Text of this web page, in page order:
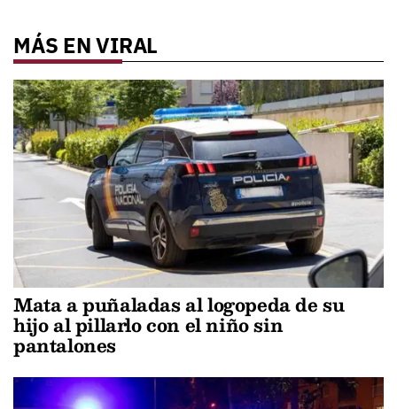
MÁS EN VIRAL
Mata a puñaladas al logopeda de su
hijo al pillarlo con el niño sin
pantalones